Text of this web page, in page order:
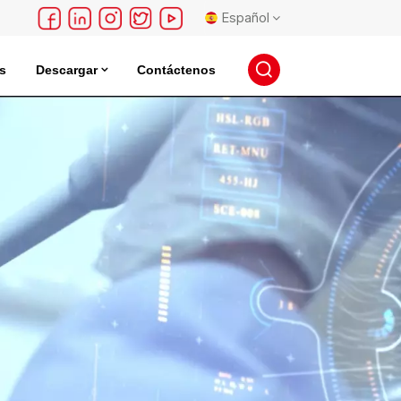
Español
English
français
русский
español
português
日本語
Descargar Contáctenos